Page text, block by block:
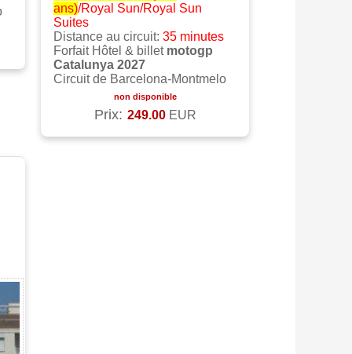
ans)/Royal Sun/Royal Sun
Suites
Distance au circuit: 35 minutes
Forfait Hôtel & billet motogp
Catalunya 2027
Circuit de Barcelona-Montmelo
non disponible
Prix: 249.00 EUR